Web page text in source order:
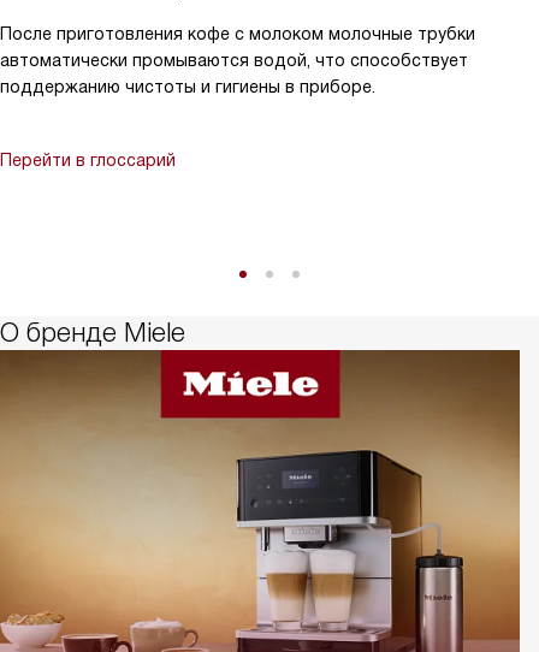
После приготовления кофе с молоком молочные трубки
автоматически промываются водой, что способствует
поддержанию чистоты и гигиены в приборе.
Перейти в глоссарий
О бренде Miele